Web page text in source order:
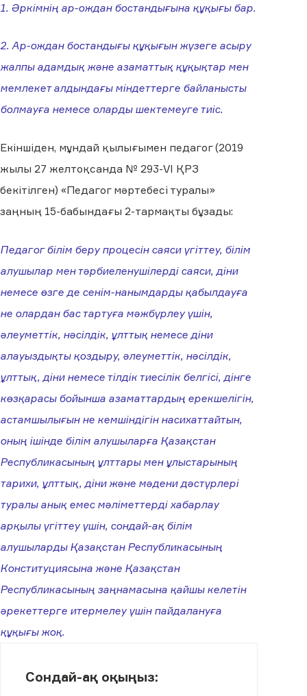
1. Әркімнің ар-ождан бостандығына құқығы бар.
2. Ар-ождан бостандығы құқығын жүзеге асыру
жалпы адамдық және азаматтық құқықтар мен
мемлекет алдындағы міндеттерге байланысты
болмауға немесе оларды шектемеуге тиіс.
Екіншіден, мұндай қылығымен педагог (2019
жылы 27 желтоқсанда № 293-VІ ҚРЗ
бекітілген) «Педагог мәртебесі туралы»
заңның 15-бабындағы 2-тармақты бұзады:
Педагог білім беру процесін саяси үгіттеу, білім
алушылар мен тәрбиеленушілерді саяси, діни
немесе өзге де сенім-нанымдарды қабылдауға
не олардан бас тартуға мәжбүрлеу үшін,
әлеуметтік, нәсілдік, ұлттық немесе діни
алауыздықты қоздыру, әлеуметтік, нәсілдік,
ұлттық, діни немесе тілдік тиесілік белгісі, дінге
көзқарасы бойынша азаматтардың ерекшелігін,
астамшылығын не кемшіндігін насихаттайтын,
оның ішінде білім алушыларға Қазақстан
Республикасының ұлттары мен ұлыстарының
тарихи, ұлттық, діни және мәдени дәстүрлері
туралы анық емес мәліметтерді хабарлау
арқылы үгіттеу үшін, сондай-ақ білім
алушыларды Қазақстан Республикасының
Конституциясына және Қазақстан
Республикасының заңнамасына қайшы келетін
әрекеттерге итермелеу үшін пайдалануға
құқығы жоқ.
Сондай-ақ оқыңыз: